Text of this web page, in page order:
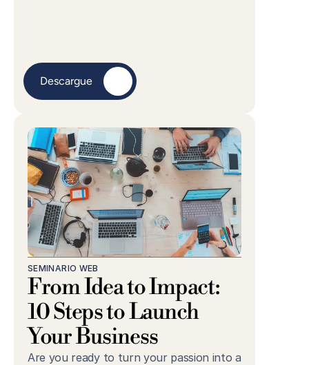
Descargue
SEMINARIO WEB
From Idea to Impact:
10 Steps to Launch
Your Business
Are you ready to turn your passion into a